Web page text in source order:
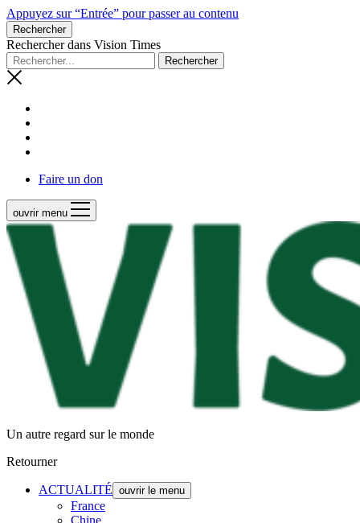
Appuyez sur “Entrée” pour passer au contenu
Rechercher
Rechercher dans Vision Times
Faire un don
ouvrir menu
Un autre regard sur le monde
Retourner
ACTUALITÉ ouvrir le menu
France
Chine